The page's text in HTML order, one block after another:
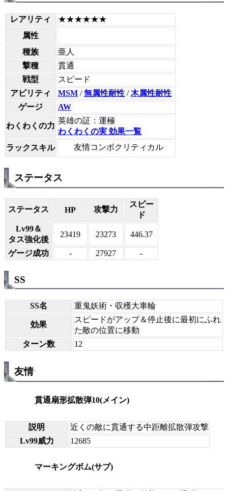
レアリティ
★★★★★★
属性
種族
亜人
撃種
貫通
戦型
スピード
アビリティ
MSM /無属性耐性 /木属性耐性
ゲージ
AW
わくわくの力
英雄の証：運極
わくわくの実 効果一覧
ラックスキル
友情コンボクリティカル
ステータス
ステータス HP 攻撃力
スピー
ド
Lv99＆
タス強化後
23419 23273 446.37
ゲージ成功 - 27927 -
SS
SS名 重鬼妖術・収穫大車輪
効果
スピードがアップ＆停止後に最初にふれ
た敵の位置に移動
ターン数
12
友情
貫通扇形拡散弾10(メイン)
説明
近くの敵に貫通する中距離拡散弾攻撃
Lv99威力
12685
マーキングボム(サブ)